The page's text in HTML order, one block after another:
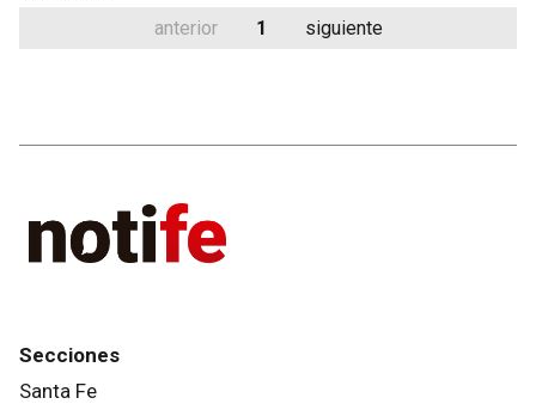
anterior 1 siguiente
Secciones
Santa Fe